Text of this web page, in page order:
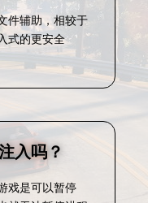
件辅助，相较于
式的更安全
入吗？
戏是可以暂停